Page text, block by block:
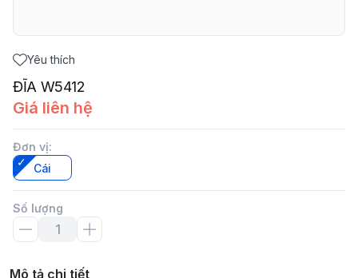
Yêu thích
ĐĨA W5412
Giá liên hệ
Đơn vị:
Cái
Số lượng
Mô tả chi tiết